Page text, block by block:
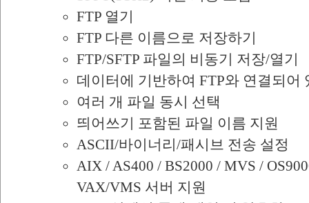
FTP 열기
FTP 다른 이름으로 저장하기
FTP/SFTP 파일의 비동기 저장/열기
데이터에 기반하여 FTP와 연결되어
여러 개 파일 동시 선택
띄어쓰기 포함된 파일 이름 지원
ASCII/바이너리/패시브 전송 설정
AIX / AS400 / BS2000 / MVS /
VAX/VMS 서버 지원